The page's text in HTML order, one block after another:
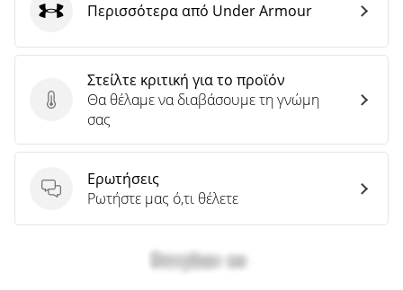
Στείλτε κριτική για το προϊόν
Στείλτε κριτική για το προϊόν
Θα θέλαμε να διαβάσουμε τη γνώμη
σας
Ερωτήσεις
Ερωτήσεις
Ρωτήστε μας ό,τι θέλετε
Under Armour
Περισσότερα από Under Armour